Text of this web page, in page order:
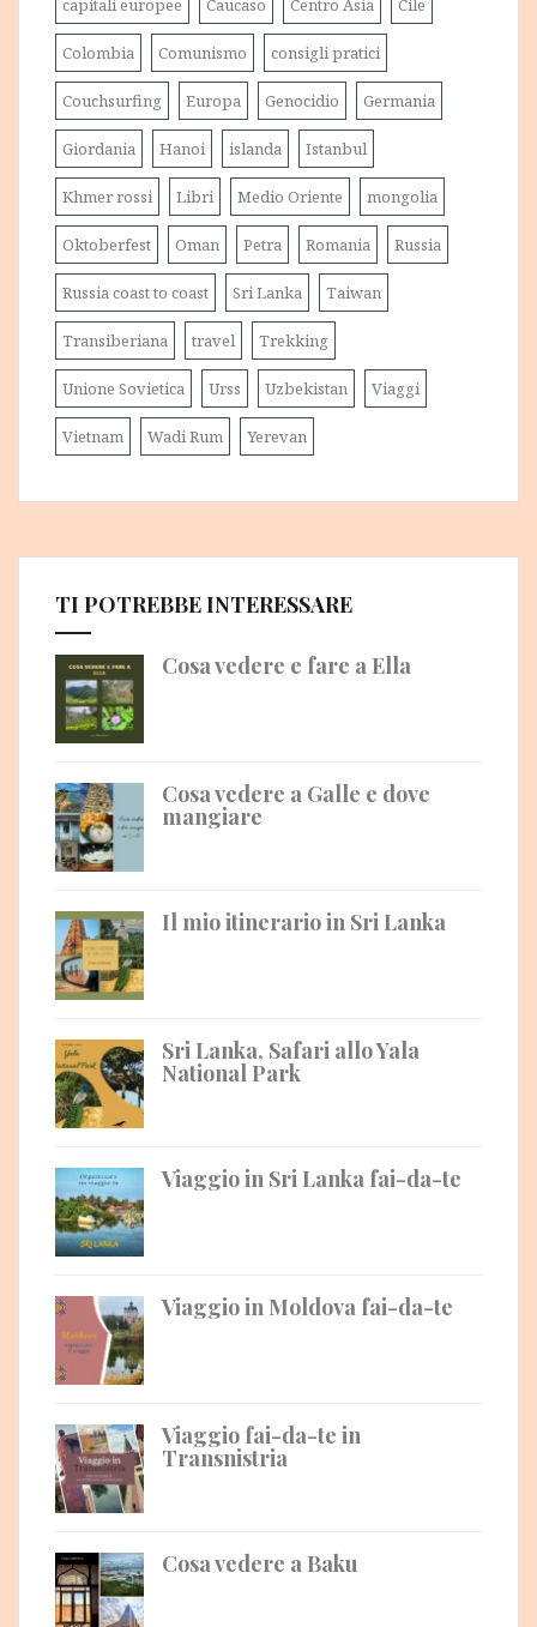
capitali europee Caucaso Centro Asia Cile
Colombia Comunismo consigli pratici
Couchsurfing Europa Genocidio Germania
Giordania Hanoi islanda Istanbul
Khmer rossi Libri Medio Oriente mongolia
Oktoberfest Oman Petra Romania Russia
Russia coast to coast Sri Lanka Taiwan
Transiberiana travel Trekking
Unione Sovietica Urss Uzbekistan Viaggi
Vietnam Wadi Rum Yerevan
TI POTREBBE INTERESSARE
Cosa vedere e fare a Ella
Cosa vedere a Galle e dove
mangiare
Il mio itinerario in Sri Lanka
Sri Lanka, Safari allo Yala
National Park
Viaggio in Sri Lanka fai-da-te
Viaggio in Moldova fai-da-te
Viaggio fai-da-te in
Transnistria
Cosa vedere a Baku